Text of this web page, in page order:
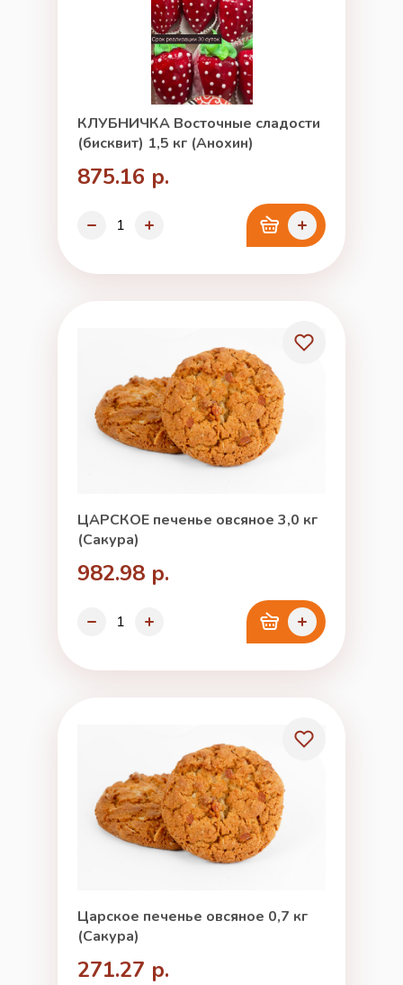
КЛУБНИЧКА Восточные сладости
(бисквит) 1,5 кг (Анохин)
875.16 р.
ЦАРСКОЕ печенье овсяное 3,0 кг
(Сакура)
982.98 р.
Царское печенье овсяное 0,7 кг
(Сакура)
271.27 р.